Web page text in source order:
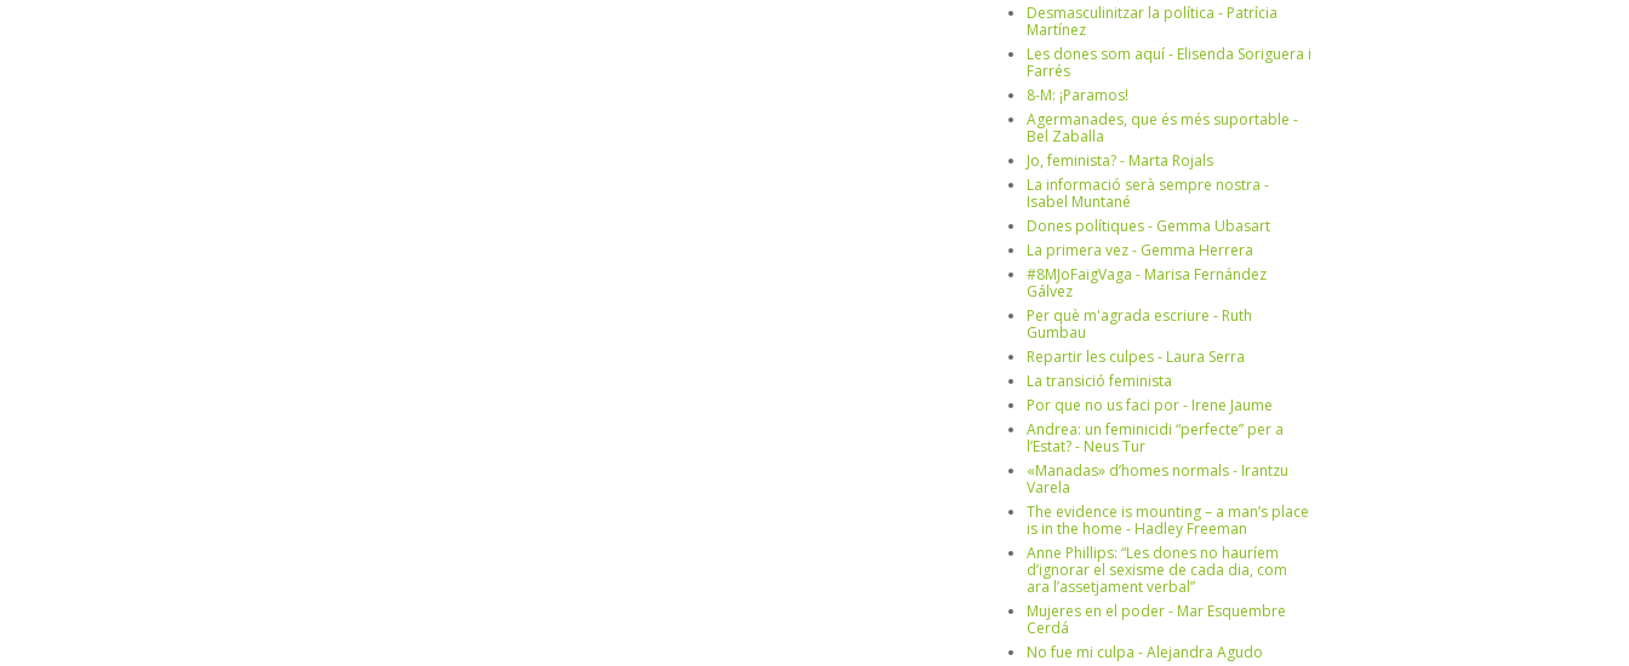
Desmasculinitzar la política - Patrícia
Martínez
Les dones som aquí - Elisenda Soriguera i
Farrés
8-M: ¡Paramos!
Agermanades, que és més suportable -
Bel Zaballa
Jo, feminista? - Marta Rojals
La informació serà sempre nostra -
Isabel Muntané
Dones polítiques - Gemma Ubasart
La primera vez - Gemma Herrera
#8MJoFaigVaga - Marisa Fernández
Gálvez
Per què m'agrada escriure - Ruth
Gumbau
Repartir les culpes - Laura Serra
La transició feminista
Por que no us faci por - Irene Jaume
Andrea: un feminicidi “perfecte” per a
l’Estat? - Neus Tur
«Manadas» d’homes normals - Irantzu
Varela
The evidence is mounting – a man’s place
is in the home - Hadley Freeman
Anne Phillips: “Les dones no hauríem
d’ignorar el sexisme de cada dia, com
ara l’assetjament verbal”
Mujeres en el poder - Mar Esquembre
Cerdá
No fue mi culpa - Alejandra Agudo